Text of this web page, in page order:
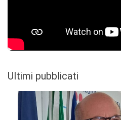
Ultimi pubblicati